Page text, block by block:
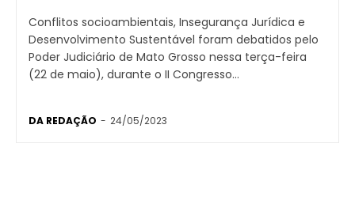
Conflitos socioambientais, Insegurança Jurídica e
Desenvolvimento Sustentável foram debatidos pelo
Poder Judiciário de Mato Grosso nessa terça-feira
(22 de maio), durante o II Congresso...
DA REDAÇÃO - 24/05/2023